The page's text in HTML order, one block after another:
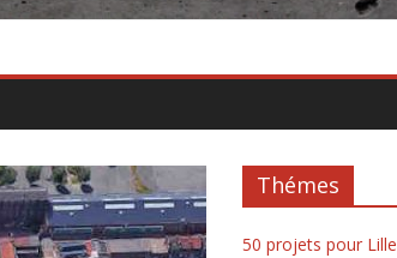
Thémes
50 projets pour Lille